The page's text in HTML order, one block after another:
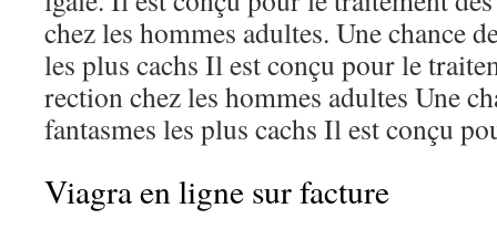
chez les hommes adultes. Une chance
les plus cachs Il est conçu pour le
rection chez les hommes adultes Une
fantasmes les plus cachs Il est conçu
Viagra en ligne sur facture